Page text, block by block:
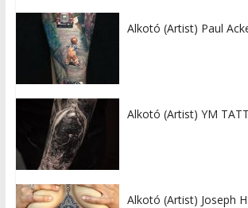
Alkotó (Artist) Paul
Alkotó (Artist) YM
Alkotó (Artist) Joseph